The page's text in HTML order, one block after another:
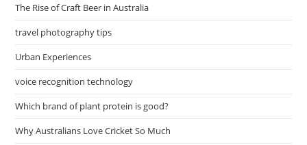
The Rise of Craft Beer in Australia
travel photography tips
Urban Experiences
voice recognition technology
Which brand of plant protein is good?
Why Australians Love Cricket So Much